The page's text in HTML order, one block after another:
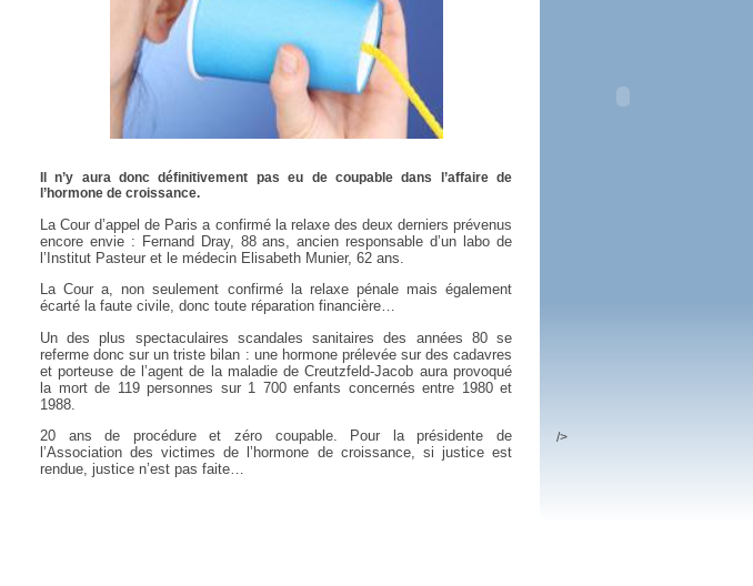
DMP, l'Arlésienne va devenir réalité
Déploiement prévu au 4ème trimestre 2016
lire la suite >>
Soins palliatifs: 40 millions de plus en 2016
Il n’y aura donc définitivement pas eu de coupable dans l’affaire de
l’hormone de croissance.
La Cour d’appel de Paris a confirmé la relaxe des deux derniers prévenus
encore envie : Fernand Dray, 88 ans, ancien responsable d’un labo de
l’Institut Pasteur et le médecin Elisabeth Munier, 62 ans.
La Cour a, non seulement confirmé la relaxe pénale mais également
écarté la faute civile, donc toute réparation financière…
Un des plus spectaculaires scandales sanitaires des années 80 se
referme donc sur un triste bilan : une hormone prélevée sur des cadavres
et porteuse de l’agent de la maladie de Creutzfeld-Jacob aura provoqué
la mort de 119 personnes sur 1 700 enfants concernés entre 1980 et
1988.
20 ans de procédure et zéro coupable. Pour la présidente de
l’Association des victimes de l’hormone de croissance, si justice est
rendue, justice n’est pas faite…
/>